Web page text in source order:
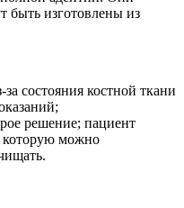
быть изготовлены из
состояния костной ткани
решение; пациент
которую можно